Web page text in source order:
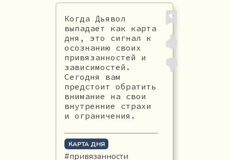
Когда Дьявол
выпадает как карта
дня, это сигнал к
осознанию своих
привязанностей и
зависимостей.
Сегодня вам
предстоит обратить
внимание на свои
внутренние страхи
и ограничения.
КАРТА ДНЯ
#привязанности